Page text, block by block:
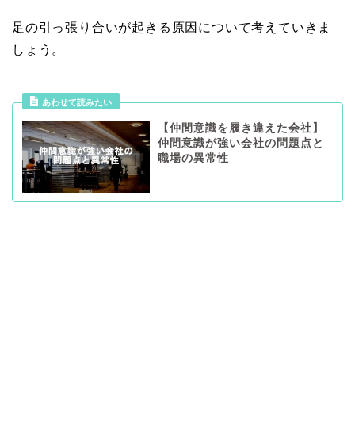
足の引っ張り合いが起きる原因について考えていきま
しょう。
あわせて読みたい
【仲間意識を履き違えた会社】
仲間意識が強い会社の問題点と
職場の異常性